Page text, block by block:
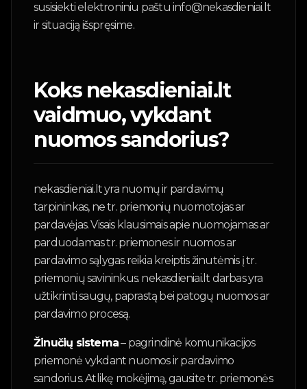
susisiekti elektroniniu paštu info@nekasdieniai.lt
ir situaciją išspręsime.
Koks nekasdieniai.lt
vaidmuo, vykdant
nuomos sandorius?
nekasdieniai.lt yra nuomų ir pardavimų
tarpininkas, ne tr. priemonių nuomotojas ar
pardavėjas. Visais klausimais apie nuomojamas ar
parduodamas tr. priemones ir nuomos ar
pardavimo sąlygas reikia kreiptis žinutėmis į tr.
priemonių savininkus. nekasdieniai.lt darbas yra
užtikrinti saugų, paprastą bei patogų nuomos ar
pardavimo procesą.
Žinučių sistema– pagrindinė komunikacijos
priemonė vykdant nuomos ir pardavimo
sandorius. Atlikę mokėjimą, gausite tr. priemonės